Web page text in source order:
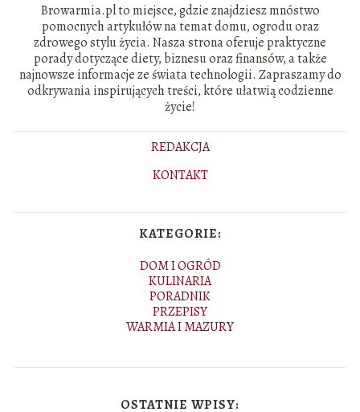
Browarmia.pl to miejsce, gdzie znajdziesz mnóstwo
pomocnych artykułów na temat domu, ogrodu oraz
zdrowego stylu życia. Nasza strona oferuje praktyczne
porady dotyczące diety, biznesu oraz finansów, a także
najnowsze informacje ze świata technologii. Zapraszamy do
odkrywania inspirujących treści, które ułatwią codzienne
życie!
REDAKCJA
KONTAKT
KATEGORIE:
DOM I OGRÓD
KULINARIA
PORADNIK
PRZEPISY
WARMIA I MAZURY
OSTATNIE WPISY: